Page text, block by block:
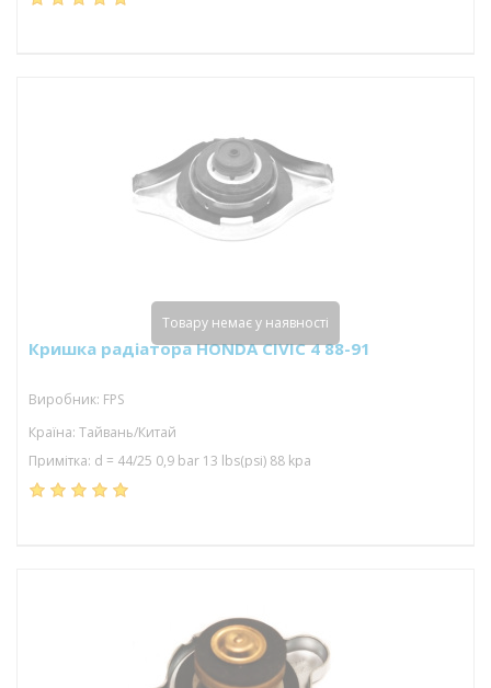
Кришка радіатора HONDA CIVIC 4 88-91
Виробник: FPS
Країна: Тайвань/Китай
Примітка: d = 44/25 0,9 bar 13 lbs(psi) 88 kpa
Товару немає у наявності